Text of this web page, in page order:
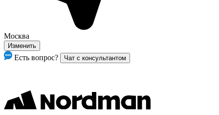
Москва
Изменить
Есть вопрос? Чат с консультантом